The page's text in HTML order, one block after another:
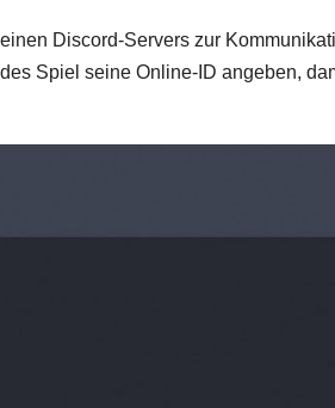
Discord-Servers zur
Spiel seine Online-ID angeben,